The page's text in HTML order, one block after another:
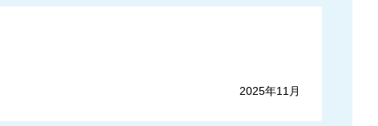
2025年11月